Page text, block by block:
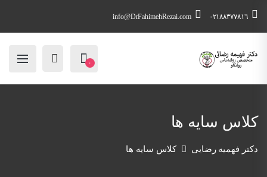
٠٢١٨٨٣٧٧٨١٦ info@DrFahimehRezai.com
۰
کلاس سایه ها
دکتر فهمیه رضایی کلاس سایه ها